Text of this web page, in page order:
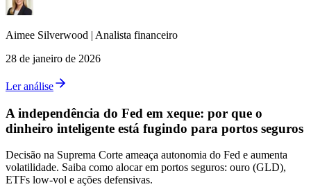
Aimee Silverwood | Analista financeiro
28 de janeiro de 2026
Ler análise
A independência do Fed em xeque: por que o
dinheiro inteligente está fugindo para portos seguros
Decisão na Suprema Corte ameaça autonomia do Fed e aumenta
volatilidade. Saiba como alocar em portos seguros: ouro (GLD),
ETFs low‑vol e ações defensivas.